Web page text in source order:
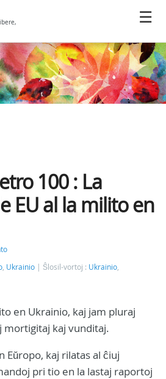
100 : La
EU al la milito en
Ukrainio Ŝlosil-vortoj : Ukrainio
en Ukrainio, kaj jam pluraj
mortigitaj kaj vunditaj.
Eŭropo, kaj rilatas al ĉiuj
pri tio en la lastaj raportoj